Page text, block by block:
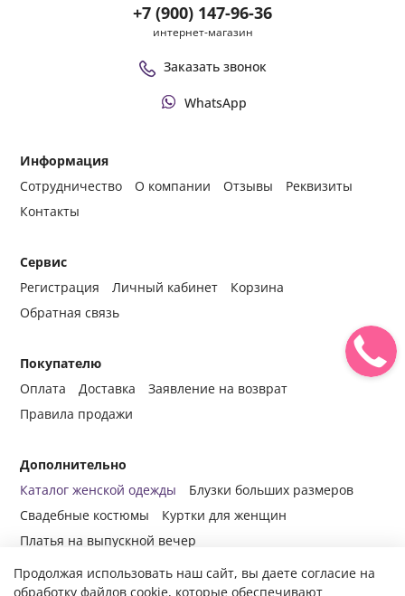
Информация
Сотрудничество
О компании Отзывы
Реквизиты
Контакты
Сервис
Регистрация
Личный кабинет
Корзина
Обратная связь
Покупателю
Оплата
Доставка
Заявление на возврат
Правила продажи
Дополнительно
Каталог женской одежды
Блузки больших размеров
Свадебные костюмы
Куртки для женщин
Платья на выпускной вечер
+7 (900) 147-96-36
интернет-магазин
Заказать звонок
WhatsApp
Продолжая использовать наш сайт, вы даете согласие на
обработку файлов cookie, которые обеспечивают